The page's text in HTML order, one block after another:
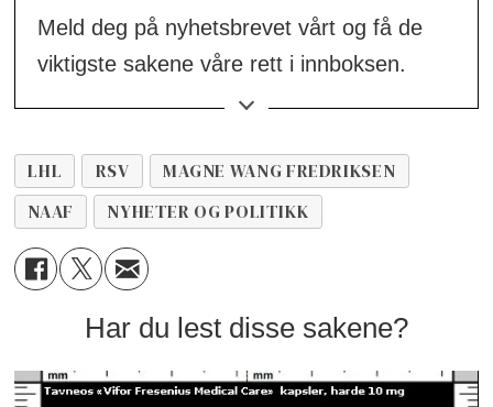
Meld deg på nyhetsbrevet vårt og få de
viktigste sakene våre rett i innboksen.
LHL RSV
MAGNE WANG FREDRIKSEN
NAAF
NYHETER OG POLITIKK
Har du lest disse sakene?